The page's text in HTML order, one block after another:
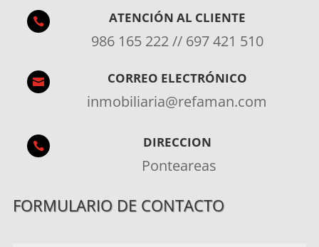
 ATENCIÓN AL CLIENTE
986 165 222 // 697 421 510
 CORREO ELECTRÓNICO
inmobiliaria@refaman.com
 DIRECCION
Ponteareas
FORMULARIO DE CONTACTO